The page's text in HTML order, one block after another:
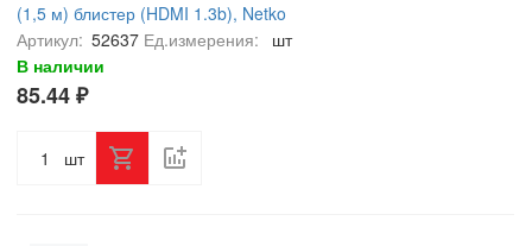
(1,5 м) блистер (HDMI 1.3b), Netko
Артикул: 52637 Ед.измерения:
шт
В наличии
85.44 ₽
шт